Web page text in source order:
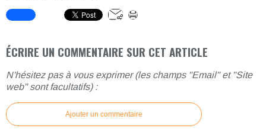
ÉCRIRE UN COMMENTAIRE SUR CET ARTICLE
N'hésitez pas à vous exprimer (les champs "Email" et "Site
web" sont facultatifs) :
Ajouter un commentaire